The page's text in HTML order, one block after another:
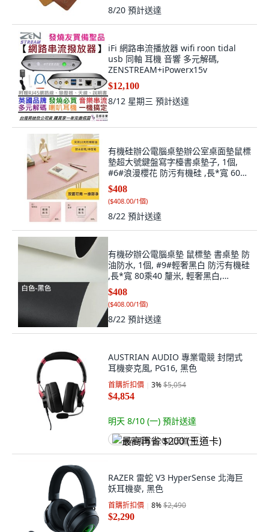
8/20 預計送達
iFi 網路串流播放器 wifi roon tidal
usb 同軸 耳機 音響 多元解碼,
ZENSTREAM+iPowerx15v
$12,100
8/12 星期三 預計送達
有機硅辦公電腦桌墊辦公室桌面墊鼠標
墊超大號鍵盤寫字檯書桌墊子, 1個,
#6#浪漫櫻花 防污有機硅 ,長*寬 60乘
40 釐米
$408
($408.00/1個)
8/22 預計送達
有機矽辦公電腦桌墊 鼠標墊 書桌墊 防
油防水, 1個, #9#輕奢黑白 防污有機硅
,長*寬 80乘40 釐米, 輕奢黑白,
80*40cm
$408
($408.00/1個)
8/22 預計送達
AUSTRIAN AUDIO 專業電競 封閉式
耳機麥克風, PG16, 黑色
首購折扣價 3%$5,054
$4,854
明天 8/10 (一) 預計送達
最高再省 $200 (王道卡)
RAZER 雷蛇 V3 HyperSense 北海巨
妖耳機麥, 黑色
首購折扣價 8%$2,490
$2,290